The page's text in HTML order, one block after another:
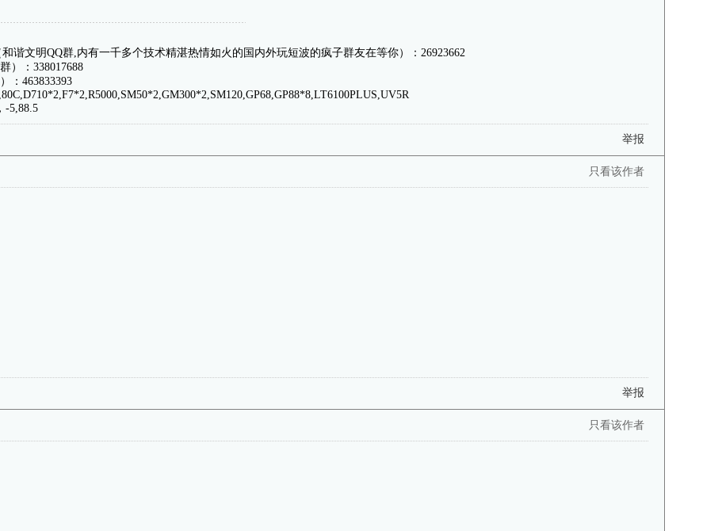
谐文明QQ群,内有一千多个技术精湛热情如火的国内外玩短波的疯子群友在等你）：26923662
）：338017688
：463833393
-5,88.5
举报
只看该作者
举报
只看该作者